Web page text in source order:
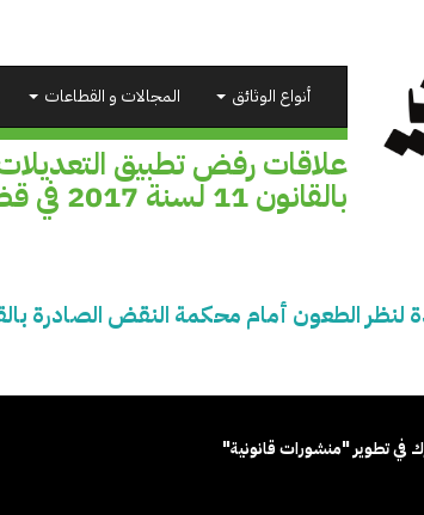
أنواع الوثائق المجالات و القطاعات
علاقات رفض تطبيق
بالقانون 11 لسنة 2017 في قضية مخدرات
أمام محكمة النقض الصادرة بالقانون 11 لسنة 2017 في
في تطوير "منشورات قانونية"